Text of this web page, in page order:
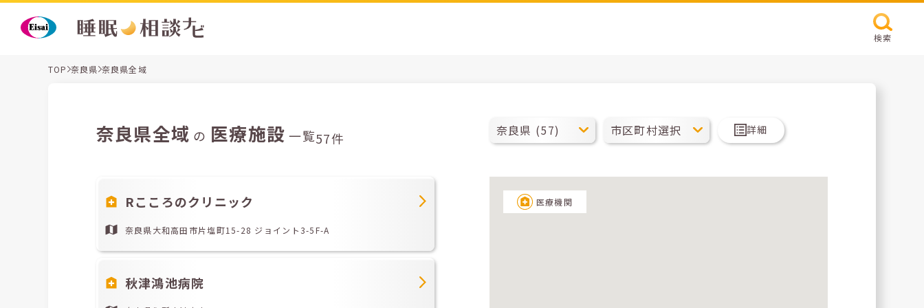
検索
TOP 奈良県 奈良県全域
奈良県全域 の 医療施設 一覧57件 詳細
Rこころのクリニック
奈良県大和高田市片塩町15-28 ジョイント3-5F-A
秋津鴻池病院
医療機関